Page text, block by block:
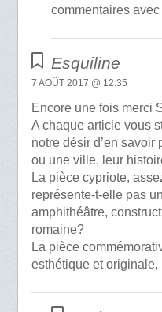
commentaires
Esquiline
7 AOÛT 2017 @ 12:35
Encore une fois merci
A chaque article vous
notre désir d’en savoir
ou une ville, leur
La pièce cypriote,
représente-t-elle pas
amphithéâtre,
romaine?
La pièce
esthétique et originale,